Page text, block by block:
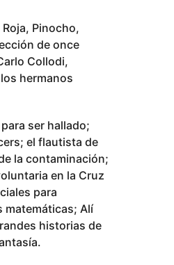
Pinocho,
de once
Collodi,
hermanos
ser hallado;
el flautista de
la contaminación;
en la Cruz
para
matemáticas; Alí
historias de